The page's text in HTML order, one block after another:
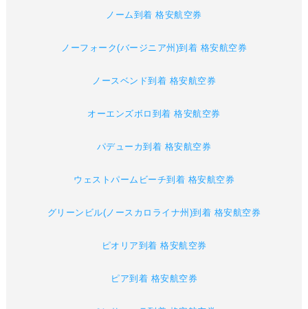
ノーム到着 格安航空券
ノーフォーク(バージニア州)到着 格安航空券
ノースベンド到着 格安航空券
オーエンズボロ到着 格安航空券
パデューカ到着 格安航空券
ウェストパームビーチ到着 格安航空券
グリーンビル(ノースカロライナ州)到着 格安航空券
ピオリア到着 格安航空券
ピア到着 格安航空券